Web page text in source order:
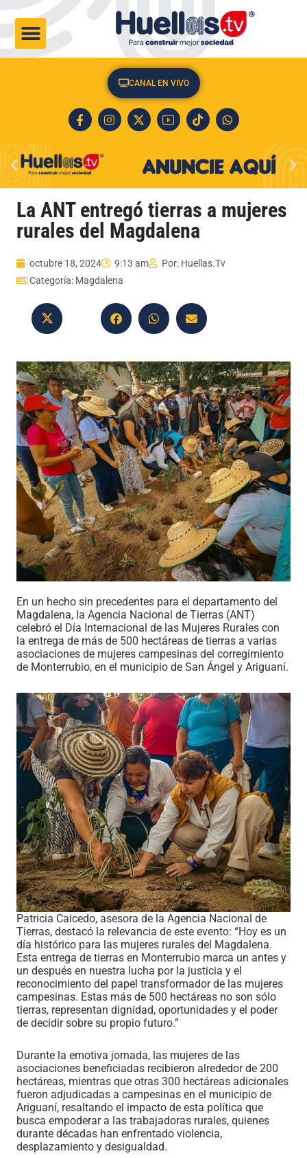
CANAL EN VIVO
La ANT entregó tierras a mujeres
rurales del Magdalena
octubre 18, 2024 9:13 am Por: Huellas.Tv
Categoría: Magdalena
En un hecho sin precedentes para el departamento del
Magdalena, la Agencia Nacional de Tierras (ANT)
celebró el Día Internacional de las Mujeres Rurales con
la entrega de más de 500 hectáreas de tierras a varias
asociaciones de mujeres campesinas del corregimiento
de Monterrubio, en el municipio de San Ángel y Ariguaní.
Patricia Caicedo, asesora de la Agencia Nacional de
Tierras, destacó la relevancia de este evento: “Hoy es un
día histórico para las mujeres rurales del Magdalena.
Esta entrega de tierras en Monterrubio marca un antes y
un después en nuestra lucha por la justicia y el
reconocimiento del papel transformador de las mujeres
campesinas. Estas más de 500 hectáreas no son sólo
tierras, representan dignidad, oportunidades y el poder
de decidir sobre su propio futuro.”
Durante la emotiva jornada, las mujeres de las
asociaciones beneficiadas recibieron alrededor de 200
hectáreas, mientras que otras 300 hectáreas adicionales
fueron adjudicadas a campesinas en el municipio de
Ariguaní, resaltando el impacto de esta política que
busca empoderar a las trabajadoras rurales, quienes
durante décadas han enfrentado violencia,
desplazamiento y desigualdad.